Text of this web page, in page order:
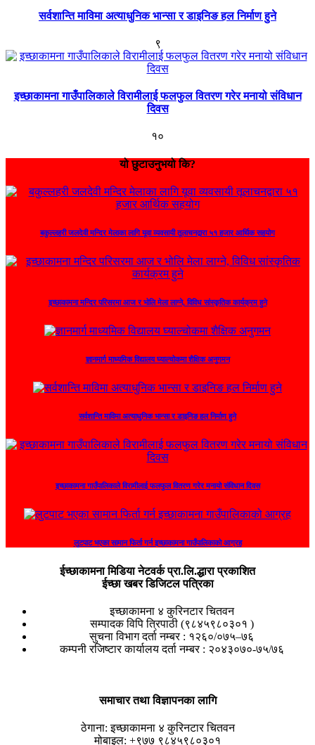
सर्वशान्ति माविमा अत्याधुनिक भान्सा र डाइनिङ हल निर्माण हुने
९
इच्छाकामना गाउँपालिकाले विरामीलाई फलफुल वितरण गरेर मनायो संविधान
दिवस
१०
यो छुटाउनुभयो कि?
बकुल्लहरी जलदेवी मन्दिर मेलाका लागि यूवा व्यवसायी तूलाचनद्वारा ५१ हजार आर्थिक सहयोग
इच्छाकामना मन्दिर परिसरमा आज र भोलि मेला लाग्ने, विविध सांस्कृतिक कार्यक्रम हुने
ज्ञानमार्ग माध्यमिक विद्यालय घ्याल्चोकमा शैक्षिक अनुगमन
सर्वशान्ति माविमा अत्याधुनिक भान्सा र डाइनिङ हल निर्माण हुने
इच्छाकामना गाउँपालिकाले विरामीलाई फलफुल वितरण गरेर मनायो संविधान दिवस
लुटपाट भएका सामान फिर्ता गर्न इच्छाकामना गाउँपालिकाको आग्रह
ईच्छाकामना मिडिया नेटवर्क प्रा.लि.द्धारा प्रकाशित
ईच्छा खबर डिजिटल पत्रिका
इच्छाकामना ४ कुरिनटार चितवन
सम्पादक विपि त्रिपाठी (९८४५९८०३०१ )
सुचना विभाग दर्ता नम्बर : १२६०/०७५–७६
कम्पनी रजिष्टार कार्यालय दर्ता नम्बर : २०४३०७०-७५/७६
समाचार तथा विज्ञापनका लागि
ठेगाना: इच्छाकामना ४ कुरिनटार चितवन
मोबाइल: +९७७ ९८४५९८०३०१